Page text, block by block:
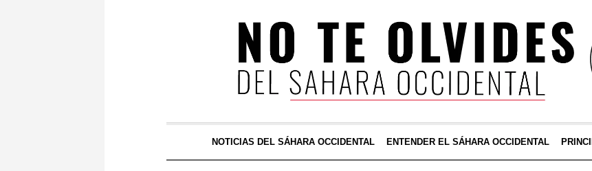
NOTICIAS DEL SÁHARA OCCIDENTAL ENTENDER EL SÁHARA OCCIDENTAL